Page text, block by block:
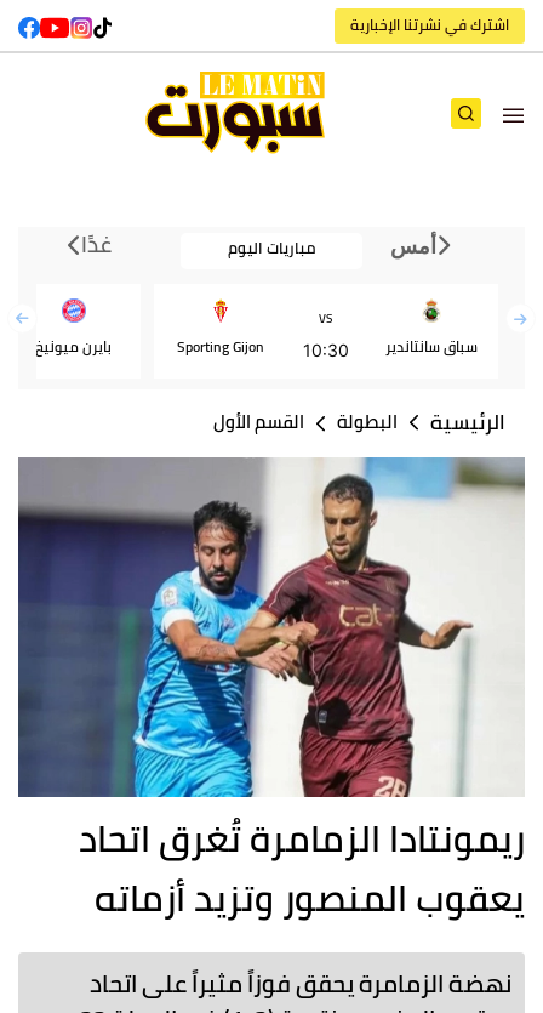
اشترك في نشرتنا الإخبارية
أمس مباريات اليوم غدًا
سباق سانتاندير
VS
10:30
Sporting Gijon بايرن ميونيخ
الرئيسية البطولة القسم الأول
ريمونتادا الزمامرة تُغرق اتحاد
يعقوب المنصور وتزيد أزماته
نهضة الزمامرة يحقق فوزاً مثيراً على اتحاد